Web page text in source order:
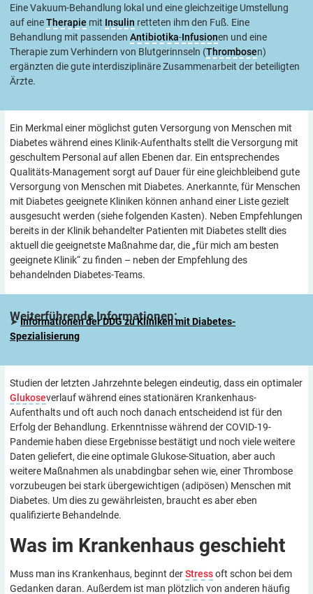
Eine Vakuum-Behandlung lokal und eine gleichzeitige Umstellung
auf eineTherapie mit Insulin retteten ihm den Fuß. Eine
Behandlung mit passenden Antibiotika-Infusionen und eine
Therapie zum Verhindern von Blutgerinnseln (Thrombosen)
ergänzten die gute interdisziplinäre Zusammenarbeit der beteiligten
Ärzte.
Ein Merkmal einer möglichst guten Versorgung von Menschen mit
Diabetes während eines Klinik-Aufenthalts stellt die Versorgung mit
geschultem Personal auf allen Ebenen dar. Ein entsprechendes
Qualitäts-Management sorgt auf Dauer für eine gleichbleibend gute
Versorgung von Menschen mit Diabetes. Anerkannte, für Menschen
mit Diabetes geeignete Kliniken können anhand einer Liste gezielt
ausgesucht werden (siehe folgenden Kasten). Neben Empfehlungen
bereits in der Klinik behandelter Patienten mit Diabetes stellt dies
aktuell die geeignetste Maßnahme dar, die „für mich am besten
geeignete Klinik“ zu finden – neben der Empfehlung des
behandelnden Diabetes-Teams.
Weiterführende Informationen:
➤Informationen der DDG zu Kliniken mit Diabetes-
Spezialisierung
Studien der letzten Jahrzehnte belegen eindeutig, dass ein optimaler
Glukoseverlauf während eines stationären Krankenhaus-
Aufenthalts und oft auch noch danach entscheidend ist für den
Erfolg der Behandlung. Erkenntnisse während der COVID-19-
Pandemie haben diese Ergebnisse bestätigt und noch viele weitere
Daten geliefert, die eine optimale Glukose-Situation, aber auch
weitere Maßnahmen als unabdingbar sehen wie, einer Thrombose
vorzubeugen bei stark übergewichtigen (adipösen) Menschen mit
Diabetes. Um dies zu gewährleisten, braucht es aber eben
qualifizierte Behandelnde.
Was im Krankenhaus geschieht
Muss man ins Krankenhaus, beginnt derStressoft schon bei dem
Gedanken daran. Außerdem ist man plötzlich von anderen häufig